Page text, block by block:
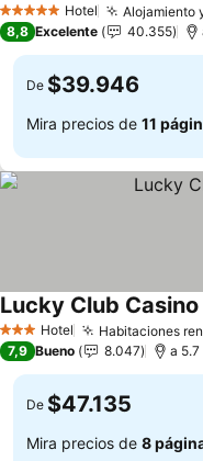
5 Estrellas Hotel Alojamiento
8,8 Excelente 40.355
De $39.946
Mira precios de 11
3 Estrellas
Hotel Habitaciones
Lucky Club
7,9 Bueno 8.047 a
De $47.135
Mira precios de 8